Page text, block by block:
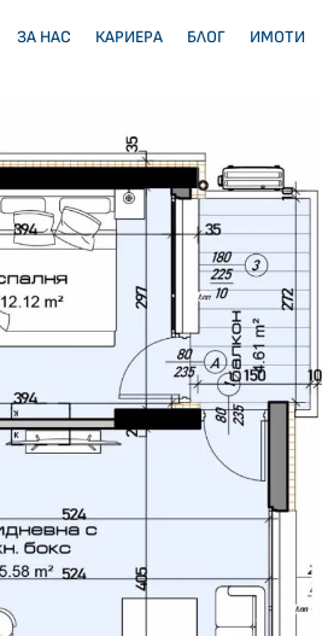
ЗА НАС КАРИЕРА БЛОГ ИМОТИ